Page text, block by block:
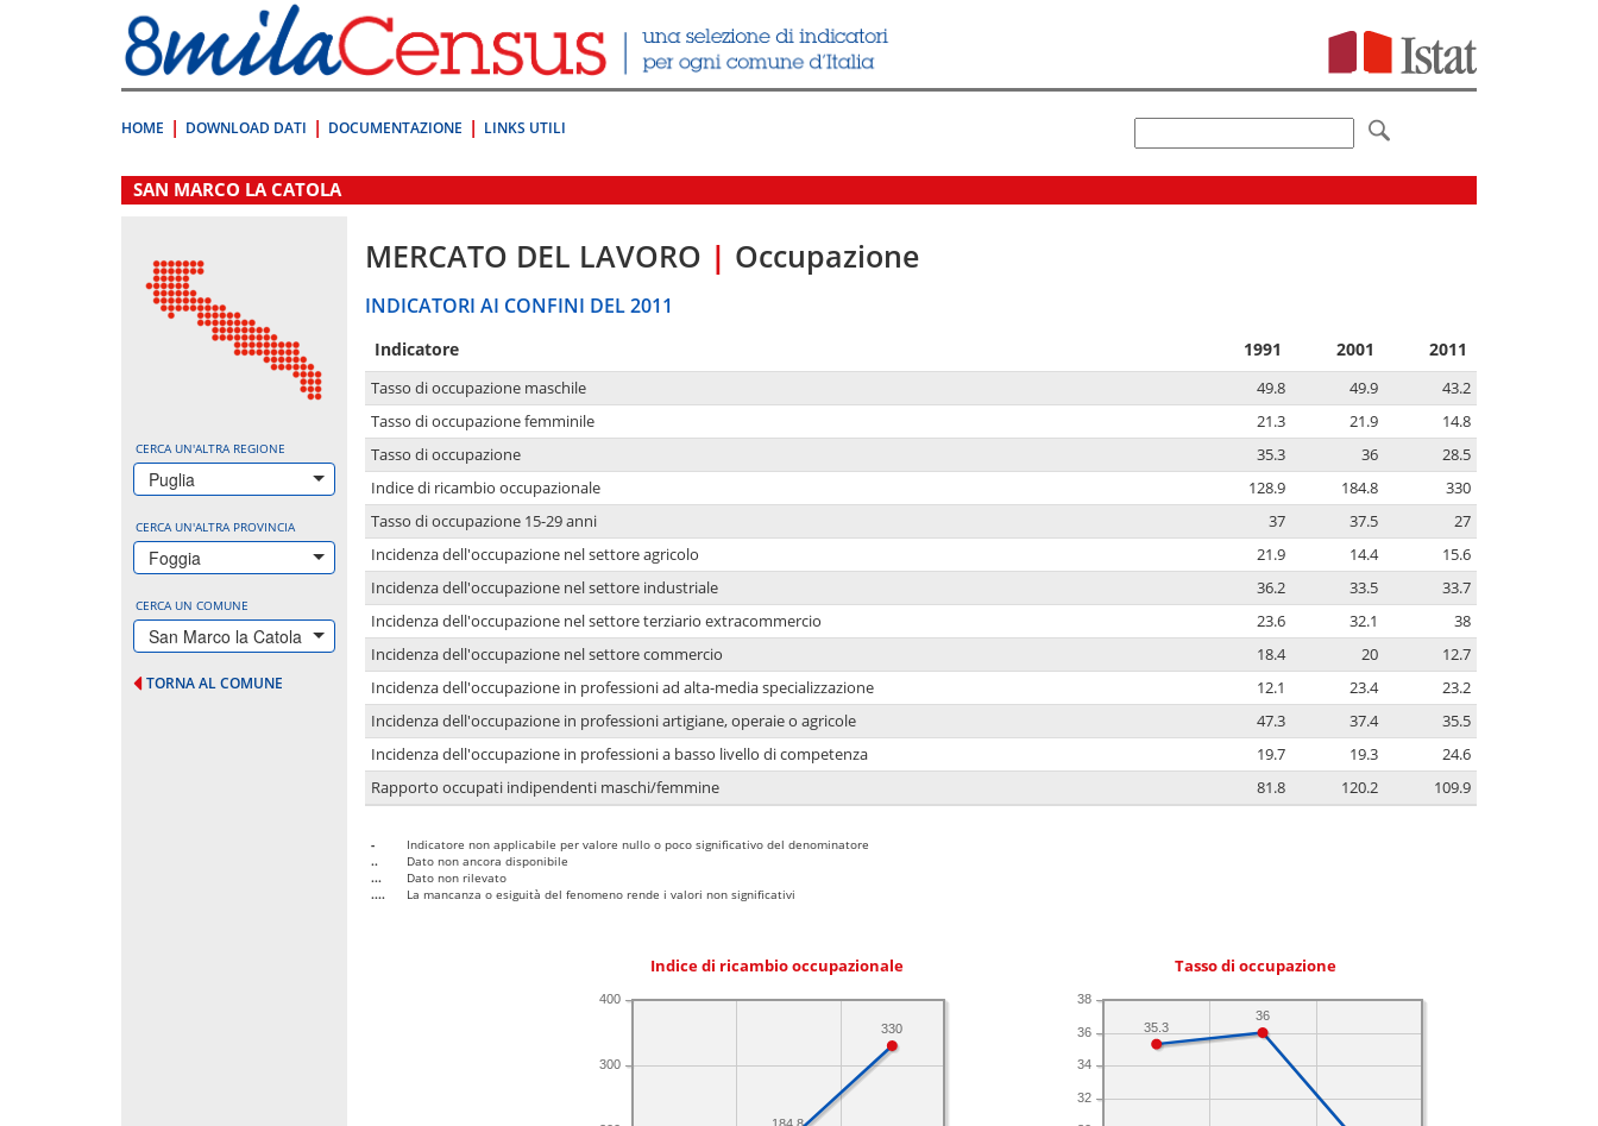
direttamente
a:
Contenuto
HOME DOWNLOAD DATI DOCUMENTAZIONE LINKS UTILI
.
SAN MARCO LA CATOLA
CERCA UN'ALTRA REGIONE
Puglia
CERCA UN'ALTRA PROVINCIA
Foggia
CERCA UN COMUNE
San Marco la Catola
TORNA AL COMUNE
MERCATO DEL LAVORO | Occupazione
INDICATORI AI CONFINI DEL 2011
Indicatore 1991 2001 2011
Tasso di occupazione maschile 49.8 49.9
43.2
Tasso di occupazione femminile
21.3 21.9
14.8
Tasso di occupazione
35.3 36
28.5
Indice di ricambio occupazionale
128.9 184.8
330
Tasso di occupazione 15-29 anni
37 37.5
27
Incidenza dell'occupazione nel settore agricolo
21.9 14.4
15.6
Incidenza dell'occupazione nel settore industriale
36.2 33.5
33.7
Incidenza dell'occupazione nel settore terziario extracommercio
23.6 32.1
38
Incidenza dell'occupazione nel settore commercio
18.4 20
12.7
Incidenza dell'occupazione in professioni ad alta-media specializzazione
12.1 23.4
23.2
Incidenza dell'occupazione in professioni artigiane, operaie o agricole
47.3 37.4
35.5
Incidenza dell'occupazione in professioni a basso livello di competenza
19.7 19.3
24.6
Rapporto occupati indipendenti maschi/femmine
81.8 120.2 109.9
-
Indicatore non applicabile per valore nullo o poco significativo del denominatore
..
Dato non ancora disponibile
...
Dato non rilevato
....
La mancanza o esiguità del fenomeno rende i valori non significativi
Indice di ricambio occupazionale
300
400
330
Tasso di occupazione
32
34
36
38
36
35.3